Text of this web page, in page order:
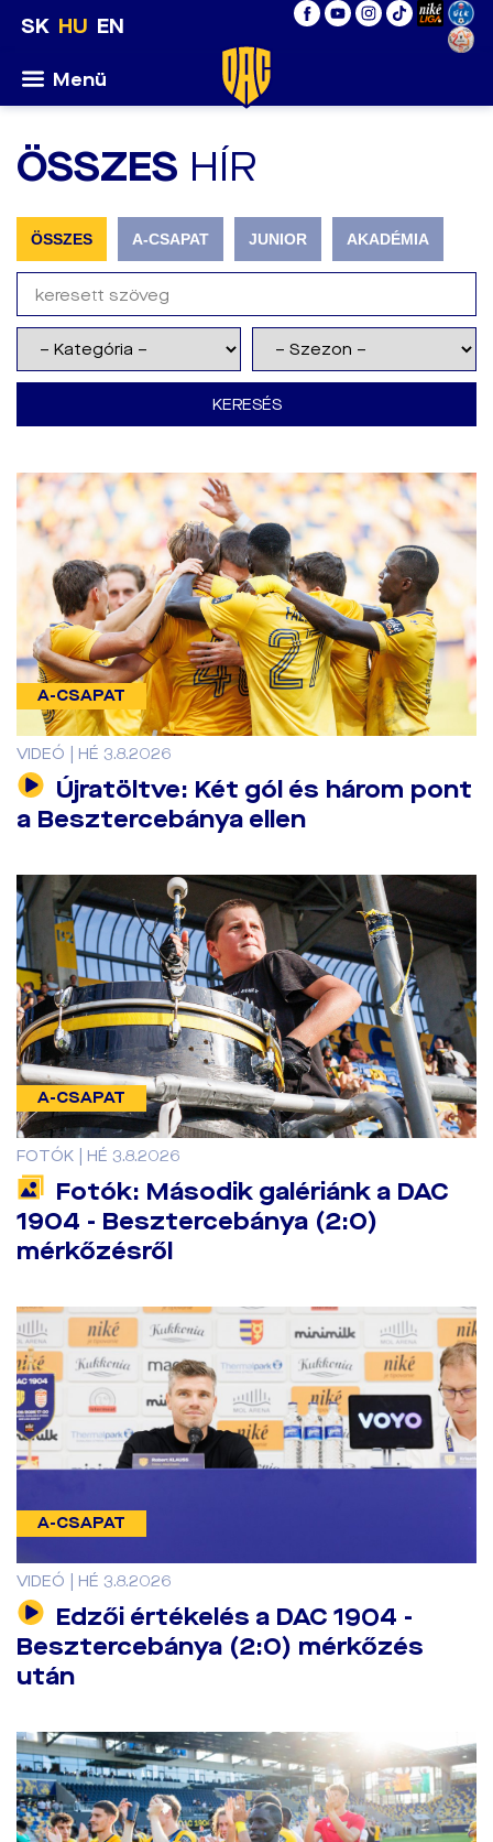
SK HU EN
Menü
ÖSSZES HÍR
ÖSSZES A-CSAPAT JUNIOR AKADÉMIA
KERESÉS
A-CSAPAT
VIDEÓ | HÉ 3.8.2026
Újratöltve: Két gól és három pont
a Besztercebánya ellen
A-CSAPAT
FOTÓK | HÉ 3.8.2026
Fotók: Második galériánk a DAC
1904 - Besztercebánya (2:0)
mérkőzésről
A-CSAPAT
VIDEÓ | HÉ 3.8.2026
Edzői értékelés a DAC 1904 -
Besztercebánya (2:0) mérkőzés
után